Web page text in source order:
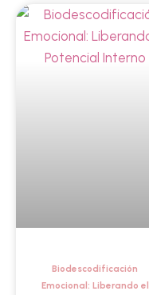
Biodescodificación
Emocional: Liberando el